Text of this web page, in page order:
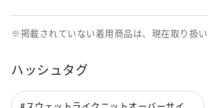
※掲載されていない着用商品は、現在取り扱い
ハッシュタグ